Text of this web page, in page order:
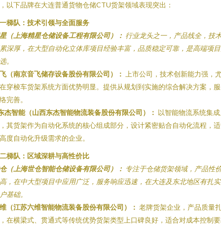
以下品牌在大连普通货物仓储CTU货架领域表现突出：
梯队：技术引领与全面服务
（上海精星仓储设备工程有限公司）： 行业龙头之一，产品线全，技
深厚，在大型自动化立体库项目经验丰富，品质稳定可靠，是高端项
。
（南京音飞储存设备股份有限公司）：
上市公司，技术创新能力强，
穿梭车货架系统方面优势明显。提供从规划到实施的综合解决方案，
完善。
杰智能（山西东杰智能物流装备股份有限公司）： 以智能物流系统集
其货架作为自动化系统的核心组成部分，设计紧密贴合自动化流程，
度自动化升级需求的企业。
梯队：区域深耕与高性价比
（上海世仓智能仓储设备有限公司）： 专注于仓储货架领域，产品性
，在中大型项目中应用广泛，服务响应迅速，在大连及东北地区有扎
基础。
（江苏六维智能物流装备股份有限公司）： 老牌货架企业，产品质量
在横梁式、贯通式等传统优势货架类型上口碑良好，适合对成本控制